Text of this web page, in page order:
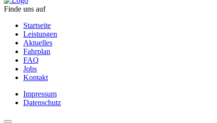
Finde uns auf
Startseite
Leistungen
Aktuelles
Fahrplan
FAQ
Jobs
Kontakt
Impressum
Datenschutz